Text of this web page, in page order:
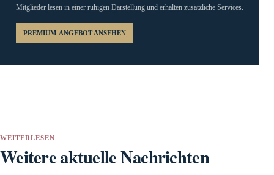
Mitglieder lesen in einer ruhigen Darstellung und erhalten zusätzliche Services.
PREMIUM-ANGEBOT ANSEHEN
WEITERLESEN
Weitere aktuelle Nachrichten